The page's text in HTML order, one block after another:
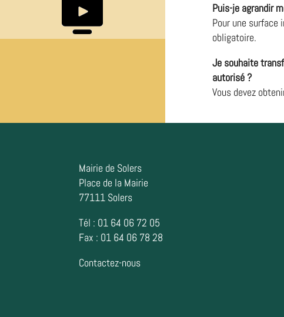
Puis-je agrandir
Pour une surface
obligatoire.
Je souhaite
autorisé ?
Vous devez
Mairie de Solers
Place de la Mairie
77111 Solers
Tél : 01 64 06 72 05
Fax : 01 64 06 78 28
Contactez-nous